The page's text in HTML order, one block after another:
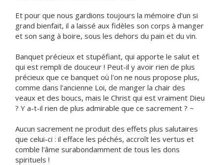
Et pour que nous gardions toujours la mémoire d'un si
grand bienfait, il a laissé aux fidèles son corps à manger
et son sang à boire, sous les dehors du pain et du vin.
Banquet précieux et stupéfiant, qui apporte le salut et
qui est rempli de douceur ! Peut-il y avoir rien de plus
précieux que ce banquet où l'on ne nous propose plus,
comme dans l'ancienne Loi, de manger la chair des
veaux et des boucs, mais le Christ qui est vraiment Dieu
? Y a-t-il rien de plus admirable que ce sacrement ? ~
Aucun sacrement ne produit des effets plus salutaires
que celui-ci : il efface les péchés, accroît les vertus et
comble l'âme surabondamment de tous les dons
spirituels !